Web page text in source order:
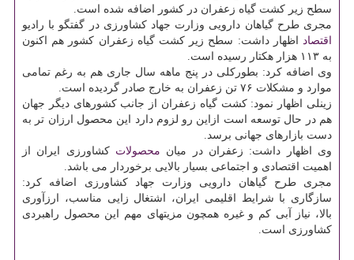
سطح زیر كشت گیاه زعفران در كشور اضافه شده است.
مجری طرح گیاهان دارویی وزارت جهاد كشاورزی در گفتگو با رادیو
اقتصاد اظهار داشت: سطح زیر كشت گیاه زعفران كشور هم اكنون
به ۱۱۳ هزار هكتار رسیده است.
وی اضافه كرد: بطوركلی در پنج ماهه سال جاری هم به رغم تمامی
موارد و مشكلات ۷۶ تن زعفران به خارج صادر گردیده است.
زینلی اظهار نمود: كشت گیاه زعفران از جانب كشورهای دیگر جهان
هم در حال توسعه است ازاین رو لزوم دارد این محصول ارزان تر به
دست بازارهای جهانی برسد.
وی اظهار داشت: زعفران در میان محصولات كشاورزی ایران از
اهمیت اقتصادی و اجتماعی بسیار بالایی برخوردار می باشد.
مجری طرح گیاهان دارویی وزارت جهاد كشاورزی اضافه كرد:
سازگاری با شرایط اقلیمی ایران، اشتغال زایی مناسب، ارزآوری
بالا، نیاز آبی كم و غیره همچون مزیتهای مهم این محصول راهبردی
كشاورزی است.